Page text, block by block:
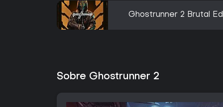
Ghostrunner 2 Brutal
Sobre Ghostrunner 2